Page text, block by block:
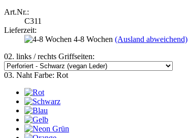
Art.Nr.:
C311
Lieferzeit:
4-8 Wochen (Ausland abweichend)
02. links / rechts Griffseiten:
03. Naht Farbe: Rot